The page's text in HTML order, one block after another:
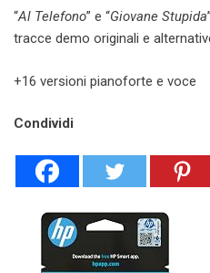
“Al Telefono” e “Giovane Stupida
tracce demo originali e
+16 versioni pianoforte e voce
Condividi